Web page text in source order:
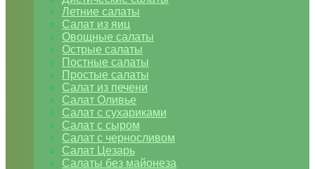
Летние салаты
Салат из яиц
Овощные салаты
Острые салаты
Постные салаты
Простые салаты
Салат из печени
Салат Оливье
Салат с сухариками
Салат с сыром
Салат с черносливом
Салат Цезарь
Салаты без майонеза